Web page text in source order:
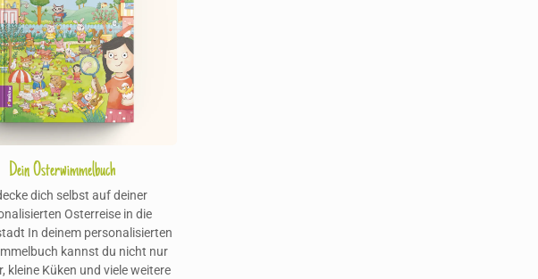
Dein Osterwimmelbuch
dich selbst auf deiner
Osterreise in die
In deinem personalisierten
kannst du nicht nur
kleine Küken und viele weitere